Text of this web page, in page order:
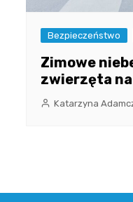
Bezpieczeństwo
Zimowe
zwierzęta
Katarzyna